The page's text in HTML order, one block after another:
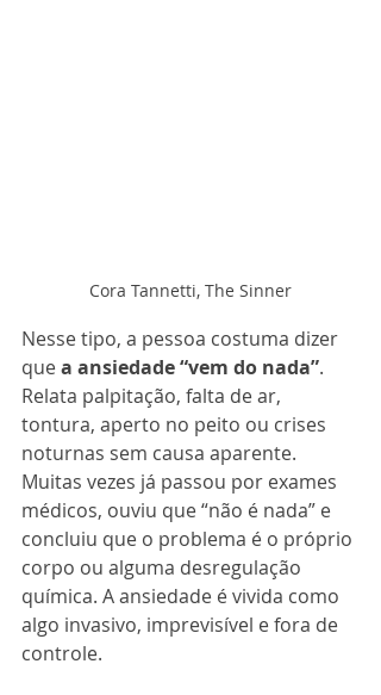
Cora Tannetti, The Sinner
Nesse tipo, a pessoa costuma dizer
que a ansiedade “vem do nada”.
Relata palpitação, falta de ar,
tontura, aperto no peito ou crises
noturnas sem causa aparente.
Muitas vezes já passou por exames
médicos, ouviu que “não é nada” e
concluiu que o problema é o próprio
corpo ou alguma desregulação
química. A ansiedade é vivida como
algo invasivo, imprevisível e fora de
controle.